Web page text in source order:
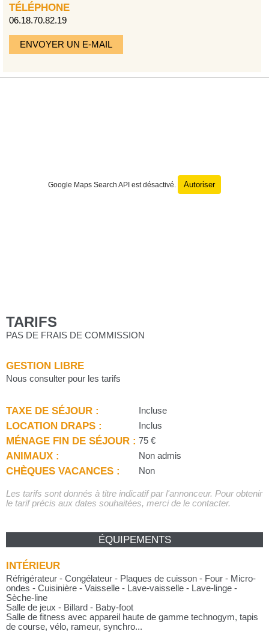
TÉLÉPHONE
06.18.70.82.19
ENVOYER UN E-MAIL
Google Maps Search API est désactivé. Autoriser
TARIFS
PAS DE FRAIS DE COMMISSION
GESTION LIBRE
Nous consulter pour les tarifs
TAXE DE SÉJOUR : Incluse
LOCATION DRAPS : Inclus
MÉNAGE FIN DE SÉJOUR : 75 €
ANIMAUX : Non admis
CHÈQUES VACANCES : Non
Les tarifs sont donnés à titre indicatif par l'annonceur. Pour obtenir
le tarif précis aux dates souhaitées, merci de le contacter.
ÉQUIPEMENTS
INTÉRIEUR
Réfrigérateur - Congélateur - Plaques de cuisson - Four - Micro-
ondes - Cuisinière - Vaisselle - Lave-vaisselle - Lave-linge -
Sèche-line
Salle de jeux - Billard - Baby-foot
Salle de fitness avec appareil haute de gamme technogym, tapis
de course, vélo, rameur, synchro...